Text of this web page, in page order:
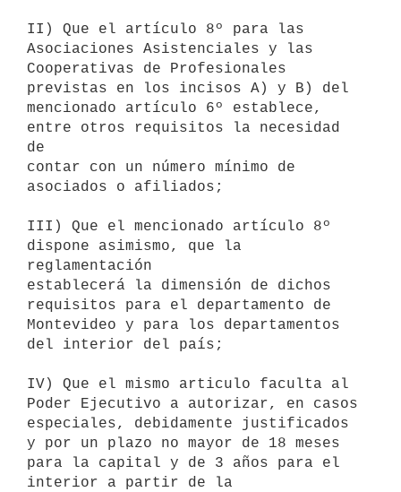
II) Que el artículo 8º para las
Asociaciones Asistenciales y las
Cooperativas de Profesionales
previstas en los incisos A) y B) del
mencionado artículo 6º establece,
entre otros requisitos la necesidad
de
contar con un número mínimo de
asociados o afiliados;
III) Que el mencionado artículo 8º
dispone asimismo, que la
reglamentación
establecerá la dimensión de dichos
requisitos para el departamento de
Montevideo y para los departamentos
del interior del país;
IV) Que el mismo articulo faculta al
Poder Ejecutivo a autorizar, en casos
especiales, debidamente justificados
y por un plazo no mayor de 18 meses
para la capital y de 3 años para el
interior a partir de la